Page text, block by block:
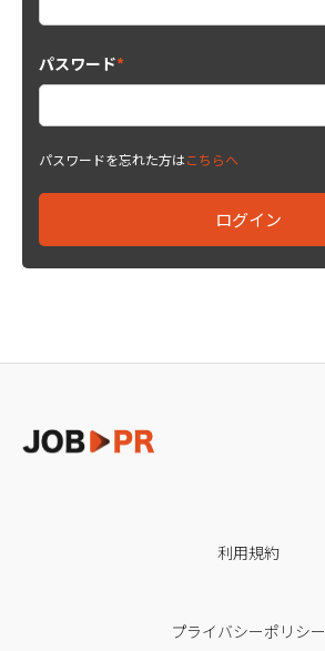
パスワード*
パスワードを忘れた方はこちらへ
利用規約
プライバシーポリシー